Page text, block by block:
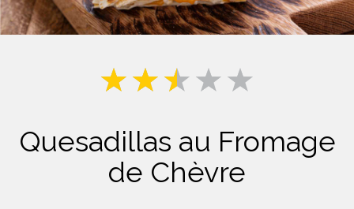
Quesadillas au Fromage
de Chèvre